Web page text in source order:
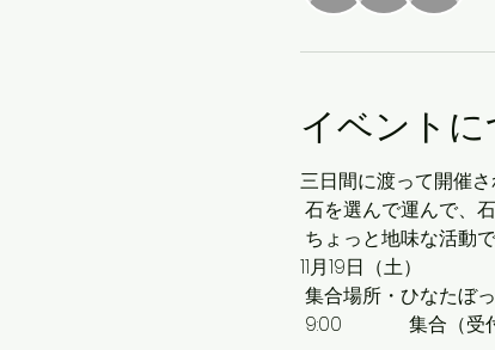
イベントに
三日間に渡って開催さ
石を選んで運んで、
ちょっと地味な活動
11月19日（土）
集合場所・ひなたぼ
9:00　          集合（